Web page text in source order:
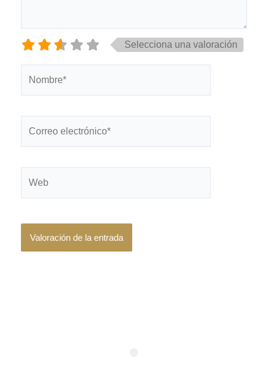
Selecciona una valoración
electrónico*